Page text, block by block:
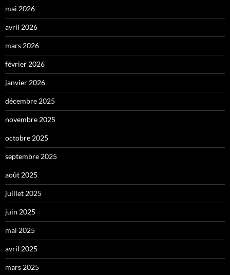
mai 2026
avril 2026
mars 2026
février 2026
janvier 2026
décembre 2025
novembre 2025
octobre 2025
septembre 2025
août 2025
juillet 2025
juin 2025
mai 2025
avril 2025
mars 2025